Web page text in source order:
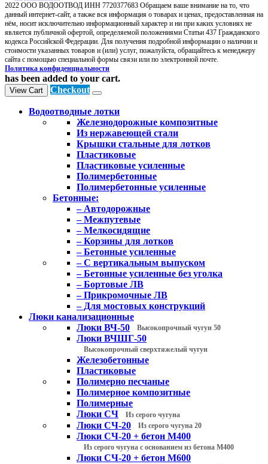
2022 ООО ВОДООТВОД ИНН 7720377683 Обращаем ваше внимание на то, что
данный интернет-сайт, а также вся информация о товарах и ценах, предоставленная на
нём, носит исключительно информационный характер и ни при каких условиях не
является публичной офертой, определяемой положениями Статьи 437 Гражданского
кодекса Российской Федерации. Для получения подробной информации о наличии и
стоимости указанных товаров и (или) услуг, пожалуйста, обращайтесь к менеджеру
сайта с помощью специальной формы связи или по электронной почте.
Политика конфиденциальности
has been added to your cart.
View Cart Checkout
Водоотводные лотки
Железнодорожные композитные
Из нержавеющей стали
Крышки стальные для лотков
Пластиковые
Пластиковые усиленные
Полимербетонные
Полимербетонные усиленные
Бетонные:
– Автодорожные
– Межпутевые
– Мелкосидящие
– Корзины для лотков
– Бетонные усиленные
– С вертикальным выпуском
– Бетонные усиленные без уголка
– Бортовые ЛВ
– Прикромочные ЛВ
– Для мостовых конструкций
Люки канализационные
Люки ВЧ-50
Высокопрочный чугун 50
Люки ВЧШГ-50
Высокопрочный сверхтяжелый чугун
Железобетонные
Пластиковые
Полимерно песчаные
Полимерное композитные
Полимерные
Люки СЧ
Из серого чугуна
Люки СЧ-20 Из серого чугуна 20
Люки СЧ-20 + бетон М400
Из серого чугуна с основанием из бетона М400
Люки СЧ-20 + бетон М600